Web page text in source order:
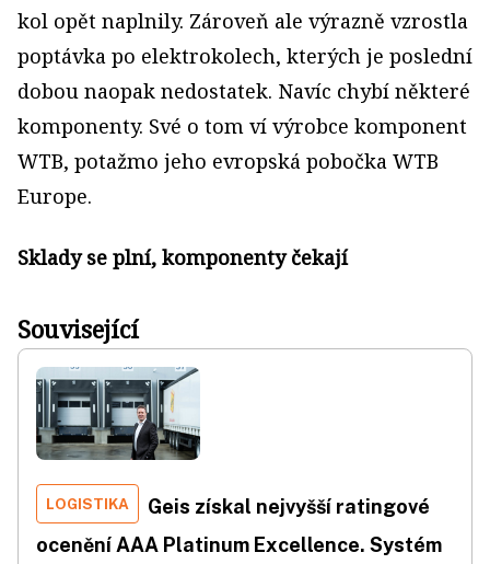
kol opět naplnily. Zároveň ale výrazně vzrostla
poptávka po elektrokolech, kterých je poslední
dobou naopak nedostatek. Navíc chybí některé
komponenty. Své o tom ví výrobce komponent
WTB, potažmo jeho evropská pobočka WTB
Europe.
Sklady se plní, komponenty čekají
Související
LOGISTIKA
Geis získal nejvyšší ratingové
ocenění AAA Platinum Excellence. Systém